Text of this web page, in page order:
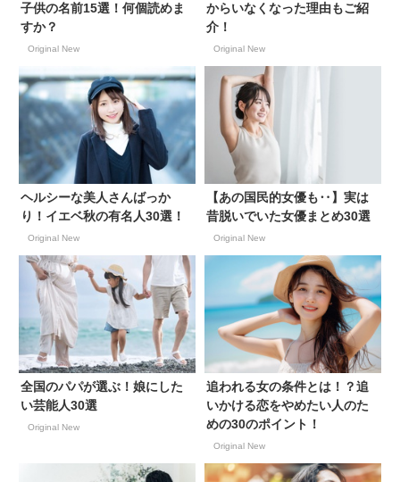
子供の名前15選！何個読めま
すか？
Original New
からいなくなった理由もご紹
介！
Original New
ヘルシーな美人さんばっか
り！イエベ秋の有名人30選！
Original New
【あの国民的女優も‥】実は
昔脱いでいた女優まとめ30選
Original New
全国のパパが選ぶ！娘にした
い芸能人30選
Original New
追われる女の条件とは！？追
いかける恋をやめたい人のた
めの30のポイント！
Original New